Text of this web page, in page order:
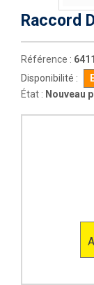
Raccord
Référence :
Disponibilité :
État : Nouveau